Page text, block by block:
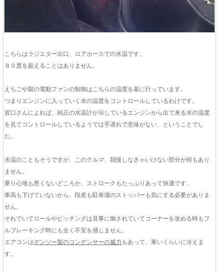
こちらはラジエター出口、ロアホースでの水温です。
８０度を超えることはありません。
えちごや製の電動ファンの制御はこちらの温度を基に行っています。
つまりエンジンに入っていく水の温度をコントロールしているわけです。
皆口さんによれば、純正の水温計が示しているエンジンから出て来る水の温度
を見てコントロールしているようでは手遅れで意味がない、ということでし
た。
水温のこともそうですが、このクルマ、我慢しなきゃいけない部分が何もあり
ません。
乗り心地も悪くないどころか、ストロークもたっぷりあって快適です。
車高も下げていないから、段差も駐車場のストッパーも気にする必要がありま
せん。
それでいてロールやピッチングは見事に御されていてコーナーを攻める時もフ
ルブレーキング時にも全く不安を感じません。
エアコンはデンソー製のコンデンサーの威力 もあって、寒いくらいに冷えま
す。